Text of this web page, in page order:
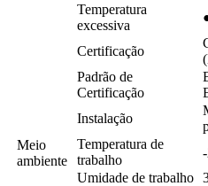
Temperatura
excessiva
Certificação
Padrão de
Certificação
Meio
ambiente
Instalação
Temperatura de
trabalho
Umidade de trabalho